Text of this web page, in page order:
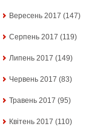
Вересень 2017 (147)
Серпень 2017 (119)
Липень 2017 (149)
Червень 2017 (83)
Травень 2017 (95)
Квітень 2017 (110)